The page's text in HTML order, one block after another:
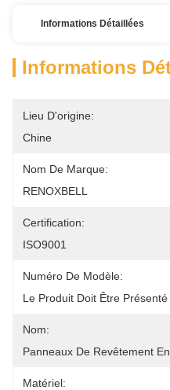
Informations Détaillées
Informations
Lieu D'origine:
Chine
Nom De Marque:
RENOXBELL
Certification:
ISO9001
Numéro De Modèle:
Le Produit Doit Être Présenté
Nom:
Panneaux De Revêtement
Matériel: